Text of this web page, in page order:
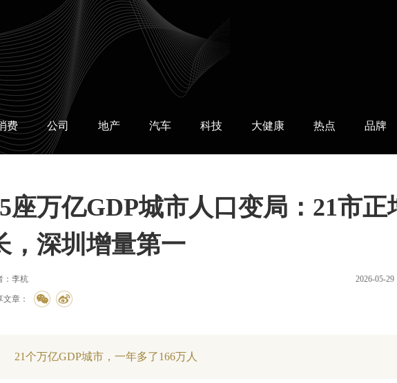
费 公司 地产 汽车 科技 大健康 热点 品牌
座万亿GDP城市人口变局：21市正
，深圳增量第一
：李杭 2026-05-29
文章：
21个万亿GDP城市，一年多了166万人